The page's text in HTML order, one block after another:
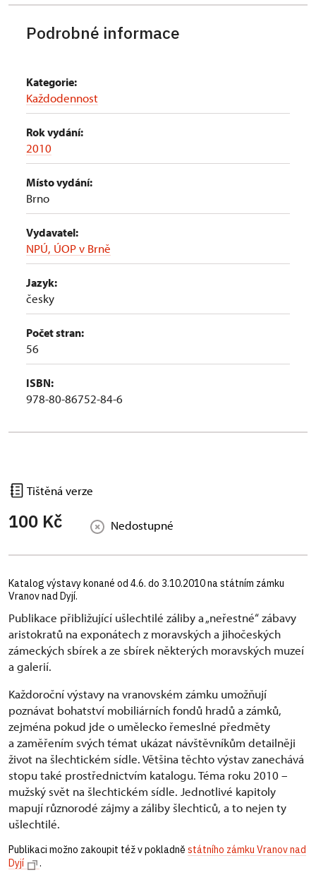
Podrobné informace
Kategorie:
Každodennost
Rok vydání:
2010
Místo vydání:
Brno
Vydavatel:
NPÚ, ÚOP v Brně
Jazyk:
česky
Počet stran:
56
ISBN:
978-80-86752-84-6
Tištěná verze
100 Kč Nedostupné
Katalog výstavy konané od 4.6. do 3.10.2010 na státním zámku
Vranov nad Dyjí.
Publikace přibližující ušlechtilé záliby a „neřestné“ zábavy
aristokratů na exponátech z moravských a jihočeských
zámeckých sbírek a ze sbírek některých moravských muzeí
a galerií.
Každoroční výstavy na vranovském zámku umožňují
poznávat bohatství mobiliárních fondů hradů a zámků,
zejména pokud jde o umělecko řemeslné předměty
a zaměřením svých témat ukázat návštěvníkům detailněji
život na šlechtickém sídle. Většina těchto výstav zanechává
stopu také prostřednictvím katalogu. Téma roku 2010 –
mužský svět na šlechtickém sídle. Jednotlivé kapitoly
mapují různorodé zájmy a záliby šlechticů, a to nejen ty
ušlechtilé.
Publikaci možno zakoupit též v pokladně státního zámku Vranov nad
Dyjí
.